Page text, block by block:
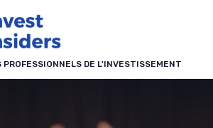
PROFESSIONNELS DE L'INVESTISSEMENT